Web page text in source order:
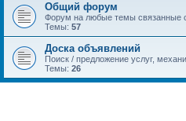
Общий форум
Форум на любые темы связанные
Темы: 57
Доска объявлений
Поиск / предложение услуг,
Темы: 26